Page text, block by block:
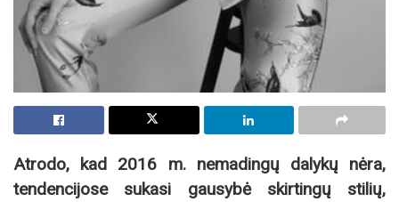
Atrodo, kad 2016 m. nemadingų dalykų nėra,
tendencijose sukasi gausybė skirtingų stilių,